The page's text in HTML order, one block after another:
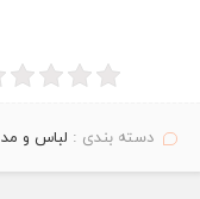
دسته بندی : لباس و مد